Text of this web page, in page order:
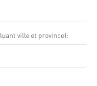
ville et province)